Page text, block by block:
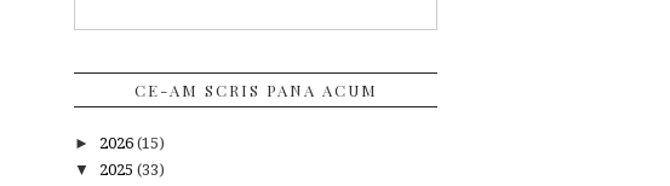
CE-AM SCRIS PANA ACUM
► 2026 (15)
▼ 2025 (33)